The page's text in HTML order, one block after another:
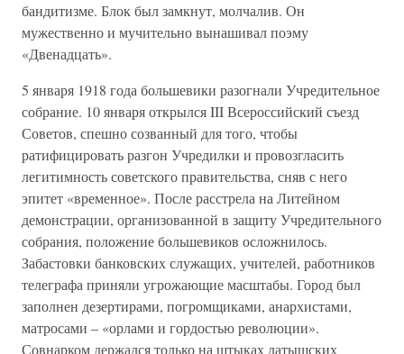
бандитизме. Блок был замкнут, молчалив. Он
мужественно и мучительно вынашивал поэму
«Двенадцать».
5 января 1918 года большевики разогнали Учредительное
собрание. 10 января открылся III Всероссийский съезд
Советов, спешно созванный для того, чтобы
ратифицировать разгон Учредилки и провозгласить
легитимность советского правительства, сняв с него
эпитет «временное». После расстрела на Литейном
демонстрации, организованной в защиту Учредительного
собрания, положение большевиков осложнилось.
Забастовки банковских служащих, учителей, работников
телеграфа приняли угрожающие масштабы. Город был
заполнен дезертирами, погромщиками, анархистами,
матросами – «орлами и гордостью революции».
Совнарком держался только на штыках латышских